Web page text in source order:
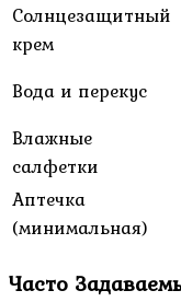
Солнцезащитный
крем
Вода и перекус
Влажные
салфетки
Аптечка
(минимальная)
Часто